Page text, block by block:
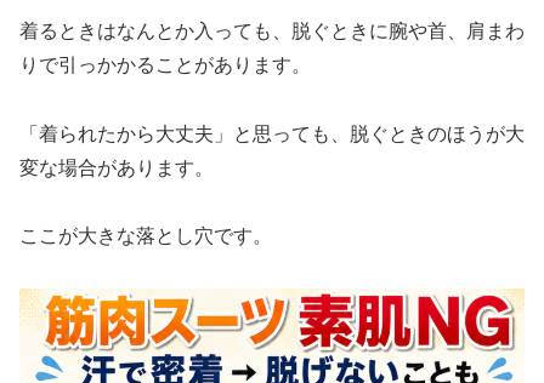
着るときはなんとか入っても、脱ぐときに腕や首、肩まわ
りで引っかかることがあります。
「着られたから大丈夫」と思っても、脱ぐときのほうが大
変な場合があります。
ここが大きな落とし穴です。